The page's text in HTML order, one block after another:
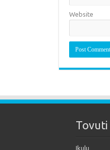
Website
Ikulu